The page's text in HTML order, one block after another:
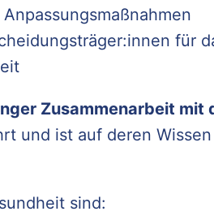
für
Zusammenarbeit mit
und ist auf deren Wissen
sind: